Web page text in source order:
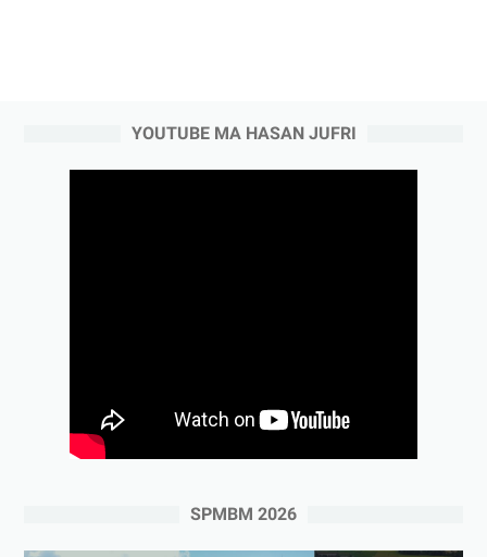
YOUTUBE MA HASAN JUFRI
SPMBM 2026